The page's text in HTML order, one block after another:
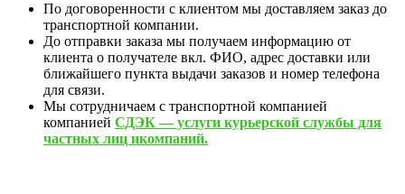
По договоренности с клиентом мы доставляем заказ до
транспортной компании.
До отправки заказа мы получаем информацию от
клиента о получателе вкл. ФИО, адрес доставки или
ближайшего пункта выдачи заказов и номер телефона
для связи.
Мы сотрудничаем с транспортной компанией
компанией СДЭК — услуги курьерской службы для
частных лиц икомпаний.